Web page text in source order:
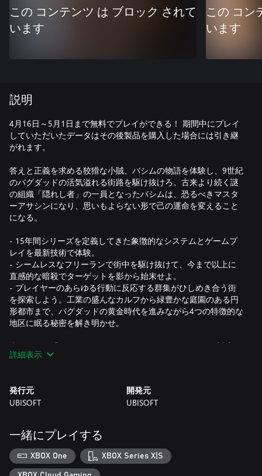
この コンテンツ は ブロック されて
います
この コン
います
説明
4月16日～5月1日まで無料でプレイができる！ 期間中にプレイ
していただいたデータはその後製品を購入した場合には引き継
がれます。
答えと正義を求める狡猾な小賊、バシムの物語を体験し、9世紀
のバグダッドの活気溢れる街路を駆け抜けろ。古来より続く謎
の組織「隠れし者」の一員となったバシムは、恐るべきマスタ
ーアサシンになり、思いもよらない形で己の運命を変えること
になる。
- 15年間シリーズを定義してきた象徴的なシステムとゲームプ
レイを最新技術で体験。
- シームレスなフリーランで街中を駆け抜けて、今まで以上に
直感的な暗殺でターゲットを影から始末せよ。
- プレイヤーのあらゆる行動に反応する群集がひしめき合う街
を探索しよう。工業の盛んなカルフから緑豊かな庭園のある円
形都市まで、バグダッドの黄金時代を進みながら4つの特徴的な
地区に眠る秘密を解き明かせ。
本ゲームは「スマートデリバリー（Smart Delivery）」に対応し
ており、Xbox OneとXbox Series X|Sどちらのゲーム機でもプレ
詳細表示
発行元
UBISOFT
開発元
UBISOFT
一緒にプレイする
XBOX One XBOX Series X|S